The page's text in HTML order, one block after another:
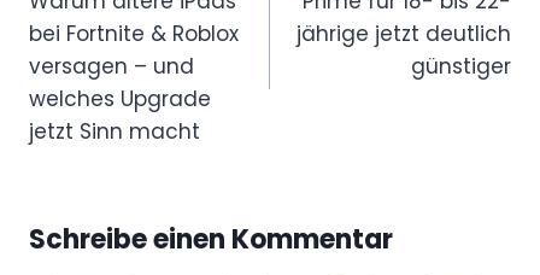
i
bei Fortnite & Roblox
versagen – und
welches Upgrade
jetzt Sinn macht
jährige jetzt deutlich
günstiger
Schreibe einen Kommentar